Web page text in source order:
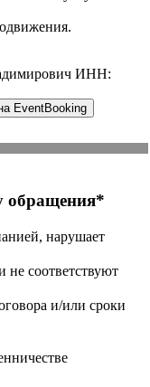
ИНН:
EventBooking
обращения*
нарушает
соответствуют
и/или сроки